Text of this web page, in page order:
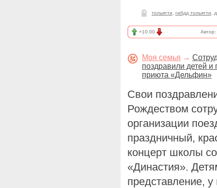
тольятти гибдд тольятти
+10.00 Автор:
Моя семья →
поздравили детей
приюта «Дельфин»
Свои
Рождеством
организации
праздничный,
концерт школы
«Династия».
представление,